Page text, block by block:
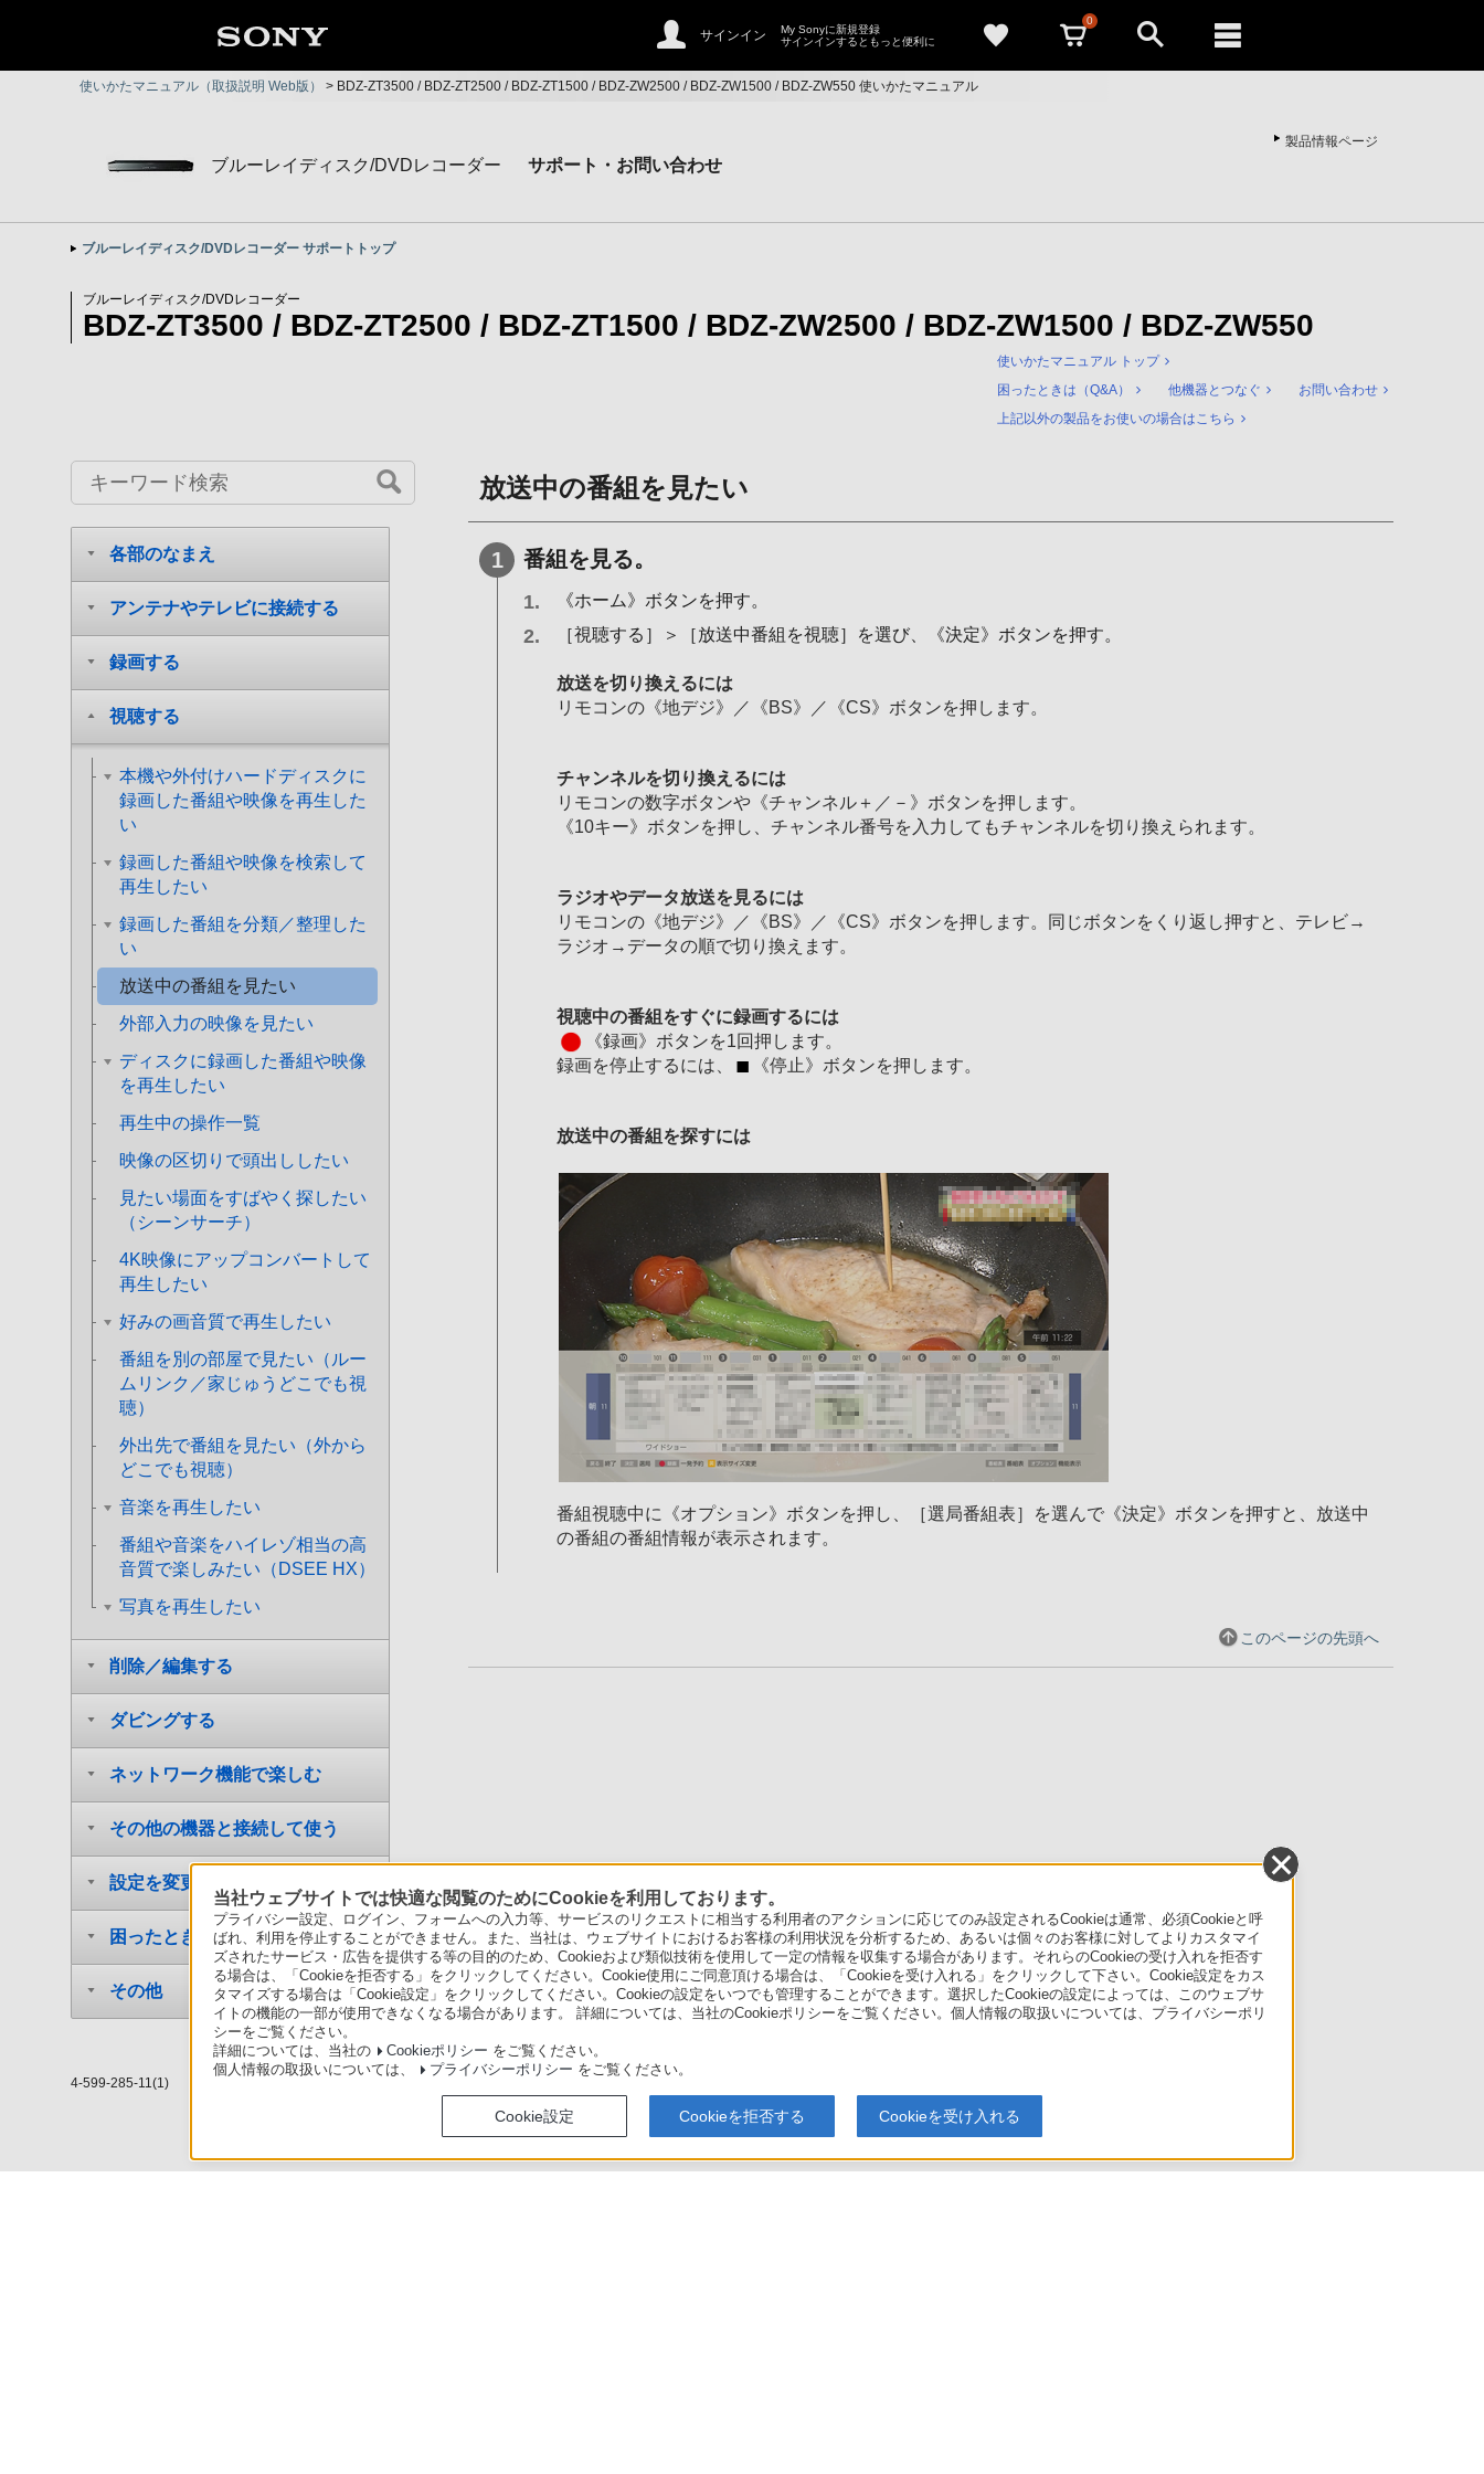
サインイン
My Sonyに新規登録
サインインするともっと便利に
0
使いかたマニュアル（取扱説明 Web版） > BDZ-ZT3500 / BDZ-ZT2500 / BDZ-ZT1500 / BDZ-ZW2500 / BDZ-ZW1500 / BDZ-ZW550 使いかたマニュアル
ブルーレイディスク/DVDレコーダー サポート・お問い合わせ
製品情報ページ
ブルーレイディスク/DVDレコーダー サポートトップ
ブルーレイディスク/DVDレコーダー
BDZ-ZT3500 / BDZ-ZT2500 / BDZ-ZT1500 / BDZ-ZW2500 / BDZ-ZW1500 / BDZ-ZW550
使いかたマニュアル トップ
困ったときは（Q&A）
他機器とつなぐ
お問い合わせ
上記以外の製品をお使いの場合はこちら
各部のなまえ
アンテナやテレビに接続する
録画する
視聴する
本機や外付けハードディスクに
録画した番組や映像を再生した
い
録画した番組や映像を検索して
再生したい
録画した番組を分類／整理した
い
放送中の番組を見たい
外部入力の映像を見たい
ディスクに録画した番組や映像
を再生したい
再生中の操作一覧
映像の区切りで頭出ししたい
見たい場面をすばやく探したい
（シーンサーチ）
4K映像にアップコンバートして
再生したい
好みの画音質で再生したい
番組を別の部屋で見たい（ルー
ムリンク／家じゅうどこでも視
聴）
外出先で番組を見たい（外から
どこでも視聴）
音楽を再生したい
番組や音楽をハイレゾ相当の高
音質で楽しみたい（DSEE HX）
写真を再生したい
削除／編集する
ダビングする
ネットワーク機能で楽しむ
その他の機器と接続して使う
設定を変更する
困ったときは
その他
4-599-285-11(1)
放送中の番組を見たい
番組を見る。
《ホーム》ボタンを押す。
［視聴する］＞［放送中番組を視聴］を選び、《決定》ボタンを押す。
放送を切り換えるには
リモコンの《地デジ》／《BS》／《CS》ボタンを押します。
チャンネルを切り換えるには
リモコンの数字ボタンや《チャンネル＋／－》ボタンを押します。
《10キー》ボタンを押し、チャンネル番号を入力してもチャンネルを切り換えられます。
ラジオやデータ放送を見るには
リモコンの《地デジ》／《BS》／《CS》ボタンを押します。同じボタンをくり返し押すと、テレビ→
ラジオ→データの順で切り換えます。
視聴中の番組をすぐに録画するには
《録画》ボタンを1回押します。
録画を停止するには、
《停止》ボタンを押します。
放送中の番組を探すには
番組視聴中に《オプション》ボタンを押し、［選局番組表］を選んで《決定》ボタンを押すと、放送中
の番組の番組情報が表示されます。
このページの先頭へ
当社ウェブサイトでは快適な閲覧のためにCookieを利用しております。
プライバシー設定、ログイン、フォームへの入力等、サービスのリクエストに相当する利用者のアクションに応じてのみ設定されるCookieは通常、必須Cookieと呼
ばれ、利用を停止することができません。また、当社は、ウェブサイトにおけるお客様の利用状況を分析するため、あるいは個々のお客様に対してよりカスタマイ
ズされたサービス・広告を提供する等の目的のため、Cookieおよび類似技術を使用して一定の情報を収集する場合があります。それらのCookieの受け入れを拒否す
る場合は、「Cookieを拒否する」をクリックしてください。Cookie使用にご同意頂ける場合は、「Cookieを受け入れる」をクリックして下さい。Cookie設定をカス
タマイズする場合は「Cookie設定」をクリックしてください。Cookieの設定をいつでも管理することができます。選択したCookieの設定によっては、このウェブサ
イトの機能の一部が使用できなくなる場合があります。 詳細については、当社のCookieポリシーをご覧ください。個人情報の取扱いについては、プライバシーポリ
シーをご覧ください。
詳細については、当社の
Cookieポリシー をご覧ください。
個人情報の取扱いについては、
プライバシーポリシー をご覧ください。
Cookie設定 Cookieを拒否する Cookieを受け入れる